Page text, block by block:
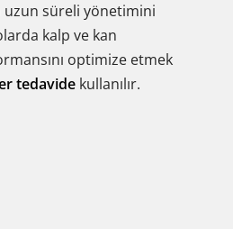
süreli yönetimini
kalp ve kan
optimize etmek
tedavide kullanılır.